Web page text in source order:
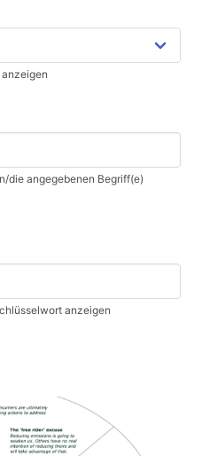
die angegebenen Begriff(e)
anzeigen